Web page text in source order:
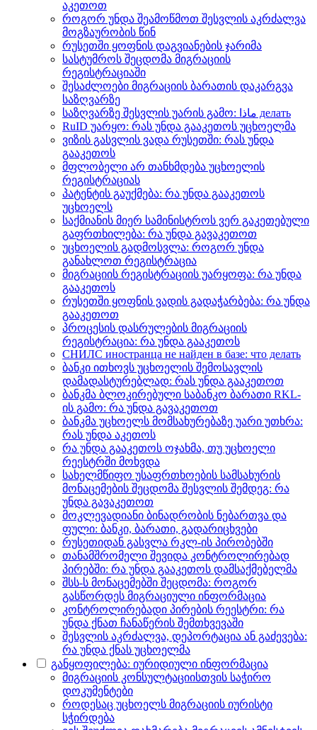
აკეთოთ
როგორ უნდა შეამოწმოთ შესვლის აკრძალვა
მოგზაურობის წინ
რუსეთში ყოფნის დაგვიანების ჯარიმა
სასტუმროს შეცდომა მიგრაციის
რეგისტრაციაში
შესაძლოები მიგრაციის ბარათის დაკარგვა
საზღვარზე
საზღვარზე შესვლის უარის გამო: ماذا делать
RuID უარყო: რას უნდა გააკეთოს უცხოელმა
ვიზის გასვლის ვადა რუსეთში: რას უნდა
გააკეთოს
მფლობელი არ თანხმდება უცხოელის
რეგისტრაციას
პატენტის გაუქმება: რა უნდა გააკეთოს
უცხოელს
საქმიანის მიერ სამინისტროს ვერ გაკეთებული
გაფრთხილება: რა უნდა გავაკეთოთ
უცხოელის გადმოსვლა: როგორ უნდა
განახლოთ რეგისტრაცია
მიგრაციის რეგისტრაციის უარყოფა: რა უნდა
გააკეთოს
რუსეთში ყოფნის ვადის გადაჭარბება: რა უნდა
გააკეთოთ
პროცესის დასრულების მიგრაციის
რეგისტრაცია: რა უნდა გააკეთოს
СНИЛС иностранца не найден в базе: что делать
ბანკი ითხოვს უცხოელის შემოსავლის
დამადასტურებლად: რას უნდა გააკეთოთ
ბანკმა ბლოკირებული საბანკო ბარათი RKL-
ის გამო: რა უნდა გავაკეთოთ
ბანკმა უცხოელს მომსახურებაზე უარი უთხრა:
რას უნდა აკეთოს
რა უნდა გააკეთოს ოჯახმა, თუ უცხოელი
რეესტრში მოხვდა
სახელმწიფო უსაფრთხოების სამსახურის
მონაცემების შეცდომა შესვლის შემდეგ: რა
უნდა გავაკეთოთ
მოკლევადიანი ბინადრობის ნებართვა და
ფული: ბანკი, ბარათი, გადარიცხვები
რუსეთიდან გასვლა რკლ-ის პირობებში
თანამშრომელი შევიდა კონტროლირებად
პირებში: რა უნდა გააკეთოს დამსაქმებელმა
შსს-ს მონაცემებში შეცდომა: როგორ
გასწორდეს მიგრაციული ინფორმაცია
კონტროლირებადი პირების რეესტრი: რა
უნდა ქნათ ჩანაწერის შემთხვევაში
შესვლის აკრძალვა, დეპორტაცია ან გაძევება:
რა უნდა ქნას უცხოელმა
განყოფილება: იურიდიული ინფორმაცია
მიგრაციის კონსულტაციისთვის საჭირო
დოკუმენტები
როდესაც უცხოელს მიგრაციის იურისტი
სჭირდება